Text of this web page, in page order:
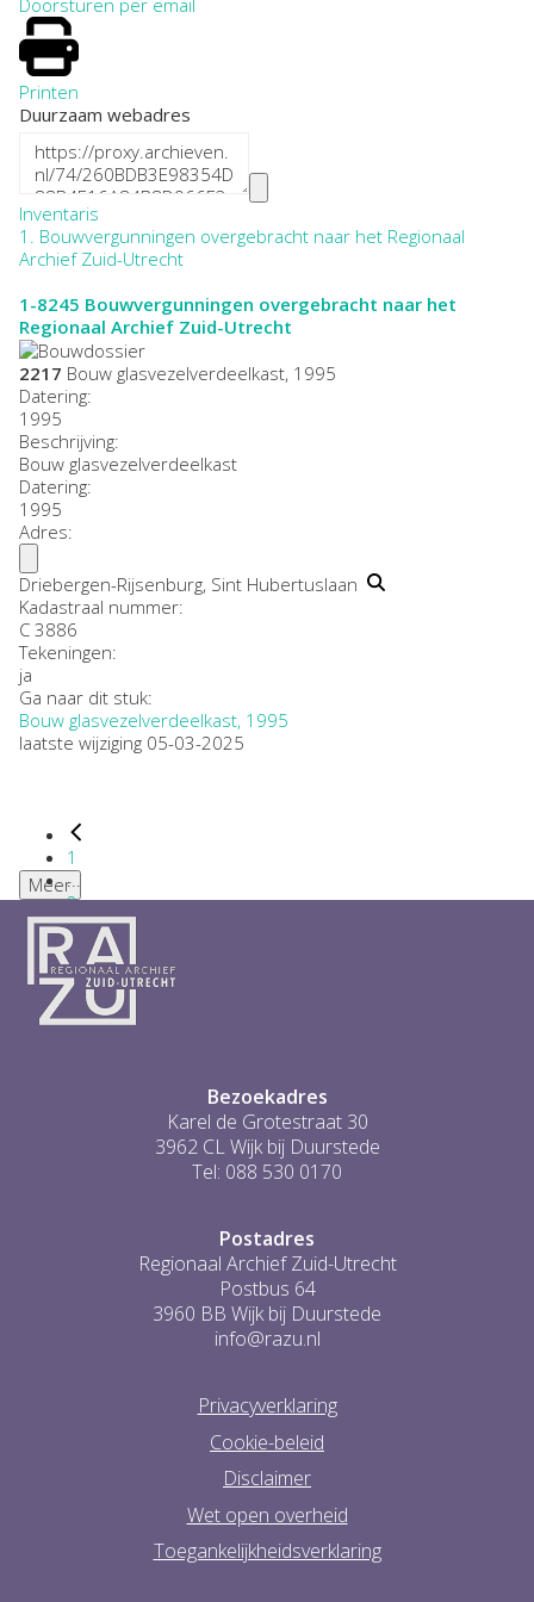
Printen
Duurzaam webadres
Inventaris
1. Bouwvergunningen overgebracht naar het Regionaal
Archief Zuid-Utrecht
1-8245 Bouwvergunningen overgebracht naar het
Regionaal Archief Zuid-Utrecht
2217 Bouw glasvezelverdeelkast, 1995
Datering:
1995
Beschrijving:
Bouw glasvezelverdeelkast
Datering:
1995
Adres:
Driebergen-Rijsenburg, Sint Hubertuslaan
Kadastraal nummer:
C 3886
Tekeningen:
ja
Ga naar dit stuk:
Bouw glasvezelverdeelkast, 1995
laatste wijziging 05-03-2025
1
...
2
3
4
5
6
...
Meer
Bezoekadres
Karel de Grotestraat 30
3962 CL Wijk bij Duurstede
Tel: 088 530 0170
Postadres
Regionaal Archief Zuid-Utrecht
Postbus 64
3960 BB Wijk bij Duurstede
info@razu.nl
Privacyverklaring
Cookie-beleid
Disclaimer
Wet open overheid
Toegankelijkheidsverklaring